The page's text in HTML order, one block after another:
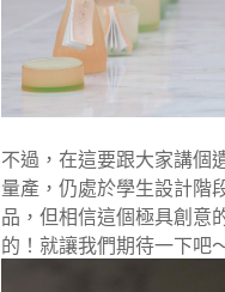
不過，在這要跟大家講個
量產，仍處於學生設計階
品，但相信這個極具創意
的！就讓我們期待一下吧